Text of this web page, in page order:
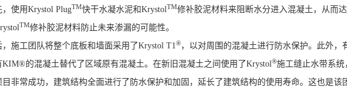
，使用Krystol PlugTM快干水凝水泥和KrystolTM修补胶泥材料来阻断水分进入混凝土，从而
TM修补胶泥材料防止未来渗漏的可能性。
，施工团队将整个底板和墙面采用了Krystol T1®，以对周围的混凝土进行防水保护。此外，
KIM®的混凝土替代了区域原有混凝土。在新旧混凝土之间使用了Krystol®施工缝止水带系统
目非常成功，建筑结构全面进行了防水保护和加固，延长了建筑结构的使用寿命。这也是该